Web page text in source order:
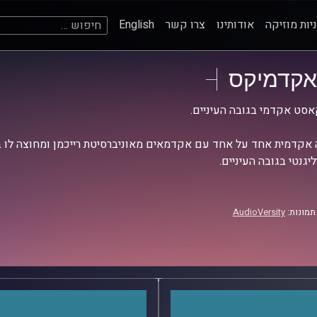
מוזיקה אודותינו צרו קשר English חיפוש:
אקדמיקס
אקדמי בגובה העיניים.
אקדמית אחד על אחד עם אקדמאים מאוניברסיטת רייכמן ומחוצה לו
בגובה העיניים.
AudioVersity